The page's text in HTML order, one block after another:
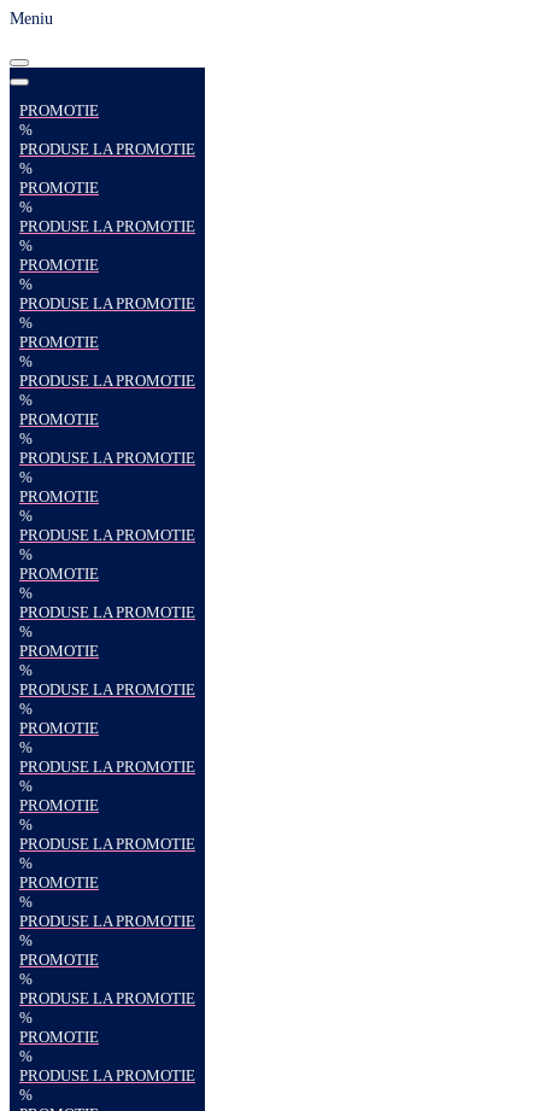
Meniu
PROMOTIE
%
PRODUSE LA PROMOTIE
%
PROMOTIE
%
PRODUSE LA PROMOTIE
%
PROMOTIE
%
PRODUSE LA PROMOTIE
%
PROMOTIE
%
PRODUSE LA PROMOTIE
%
PROMOTIE
%
PRODUSE LA PROMOTIE
%
PROMOTIE
%
PRODUSE LA PROMOTIE
%
PROMOTIE
%
PRODUSE LA PROMOTIE
%
PROMOTIE
%
PRODUSE LA PROMOTIE
%
PROMOTIE
%
PRODUSE LA PROMOTIE
%
PROMOTIE
%
PRODUSE LA PROMOTIE
%
PROMOTIE
%
PRODUSE LA PROMOTIE
%
PROMOTIE
%
PRODUSE LA PROMOTIE
%
PROMOTIE
%
PRODUSE LA PROMOTIE
%